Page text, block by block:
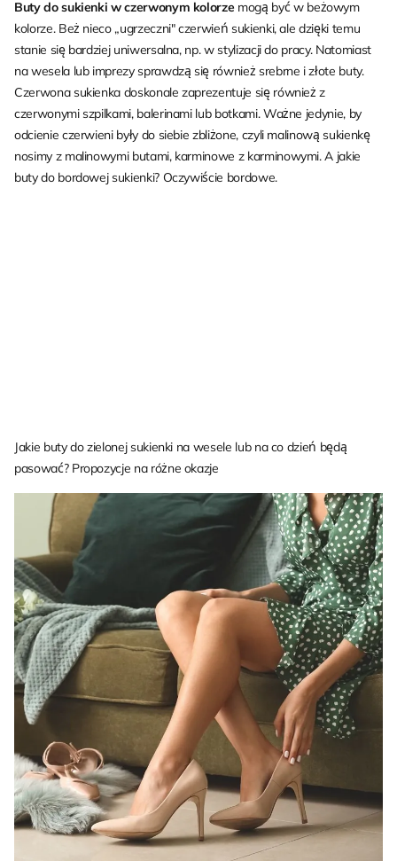
Buty do sukienki w czerwonym kolorze mogą być w beżowym
kolorze. Beż nieco „ugrzeczni" czerwień sukienki, ale dzięki temu
stanie się bardziej uniwersalna, np. w stylizacji do pracy. Natomiast
na wesela lub imprezy sprawdzą się również srebrne i złote buty.
Czerwona sukienka doskonale zaprezentuje się również z
czerwonymi szpilkami, balerinami lub botkami. Ważne jedynie, by
odcienie czerwieni były do siebie zbliżone, czyli malinową sukienkę
nosimy z malinowymi butami, karminowe z karminowymi. A jakie
buty do bordowej sukienki? Oczywiście bordowe.
Jakie buty do zielonej sukienki na wesele lub na co dzień będą
pasować? Propozycje na różne okazje